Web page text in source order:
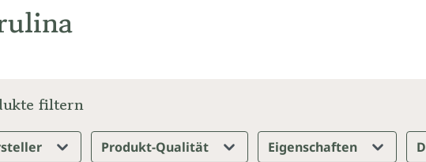
filtern
Produkt-Qualität Eigenschaften